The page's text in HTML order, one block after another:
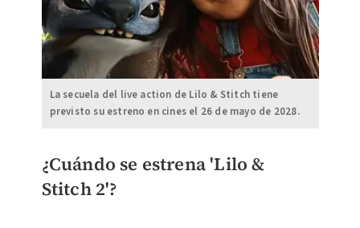
La secuela del live action de Lilo & Stitch tiene
previsto su estreno en cines el 26 de mayo de 2028.
¿Cuándo se estrena 'Lilo &
Stitch 2'?